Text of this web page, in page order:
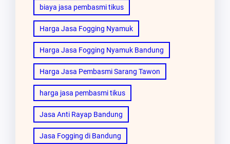
biaya jasa pembasmi tikus
Harga Jasa Fogging Nyamuk
Harga Jasa Fogging Nyamuk Bandung
Harga Jasa Pembasmi Sarang Tawon
harga jasa pembasmi tikus
Jasa Anti Rayap Bandung
Jasa Fogging di Bandung